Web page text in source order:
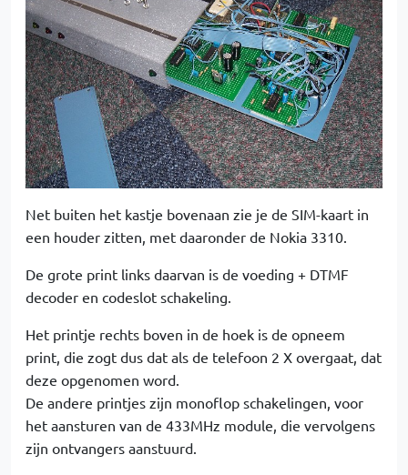
Net buiten het kastje bovenaan zie je de SIM-kaart in
een houder zitten, met daaronder de Nokia 3310.
De grote print links daarvan is de voeding + DTMF
decoder en codeslot schakeling.
Het printje rechts boven in de hoek is de opneem
print, die zogt dus dat als de telefoon 2 X overgaat, dat
deze opgenomen word.
De andere printjes zijn monoflop schakelingen, voor
het aansturen van de 433MHz module, die vervolgens
zijn ontvangers aanstuurd.